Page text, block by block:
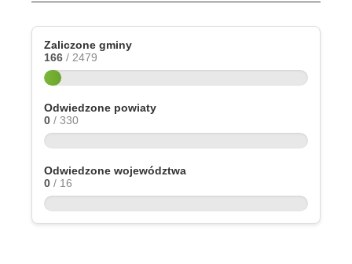
Zaliczone gminy
166 / 2479
Odwiedzone powiaty
0 / 330
Odwiedzone województwa
0 / 16